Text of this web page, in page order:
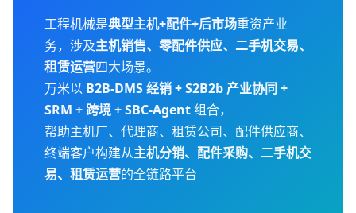
工程机械是典型主机+配件+后市场重资产业
务，涉及主机销售、零配件供应、二手机交易、
租赁运营四大场景。
万米以 B2B-DMS 经销 + S2B2b 产业协同 +
SRM + 跨境 + SBC-Agent组合，
帮助主机厂、代理商、租赁公司、配件供应商、
终端客户构建从主机分销、配件采购、二手机交
易、租赁运营的全链路平台